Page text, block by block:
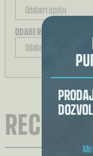
ODABERITE JAČINU
REZULTAT ODABIRA